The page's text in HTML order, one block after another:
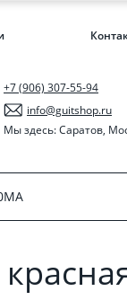
+7 (906) 307-55-94
info@guitshop.ru
Мы здесь: Саратов,